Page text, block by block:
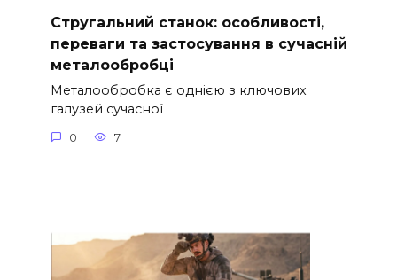
Стругальний станок: особливості,
переваги та застосування в сучасній
металообробці
Металообробка є однією з ключових
галузей сучасної
0 7